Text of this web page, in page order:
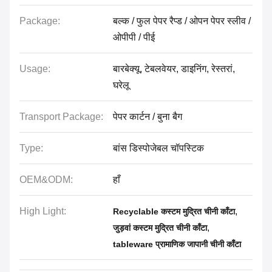
Package:
बल्क / फुल पेपर रैप्ड / ओपन पेपर स्लीव /
ओपीपी / पीई
Usage:
बारबेक्यू, टेबलवेयर, डाइनिंग, रेस्तरां,
घरेलू
Transport Package: पेपर कार्टन / बुना बैग
Type: बांस डिस्पोजेबल चॉपस्टिक
OEM&ODM: हाँ
High Light: Recyclable कस्टम मुद्रित चीनी काँटा,
जुड़वां कस्टम मुद्रित चीनी काँटा,
tableware प्रामाणिक जापानी चीनी काँटा